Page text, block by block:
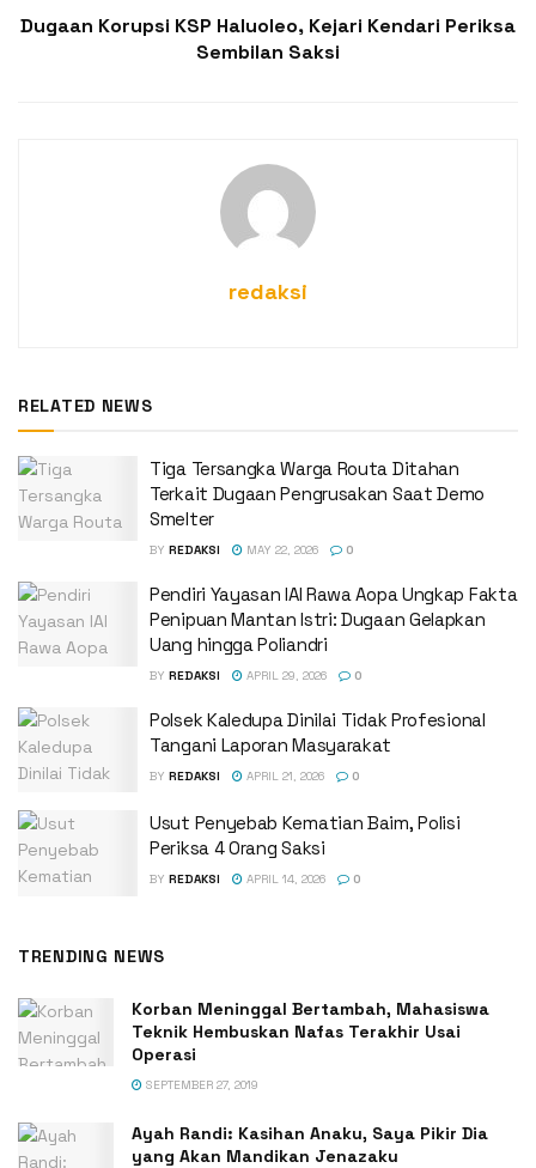
Dugaan Korupsi KSP Haluoleo, Kejari Kendari Periksa
Sembilan Saksi
redaksi
RELATED NEWS
Tiga Tersangka Warga Routa Ditahan
Terkait Dugaan Pengrusakan Saat Demo
Smelter
BY REDAKSI MAY 22, 2026 0
Pendiri Yayasan IAI Rawa Aopa Ungkap Fakta
Penipuan Mantan Istri: Dugaan Gelapkan
Uang hingga Poliandri
BY REDAKSI APRIL 29, 2026 0
Polsek Kaledupa Dinilai Tidak Profesional
Tangani Laporan Masyarakat
BY REDAKSI APRIL 21, 2026 0
Usut Penyebab Kematian Baim, Polisi
Periksa 4 Orang Saksi
BY REDAKSI APRIL 14, 2026 0
TRENDING NEWS
Korban Meninggal Bertambah, Mahasiswa
Teknik Hembuskan Nafas Terakhir Usai
Operasi
SEPTEMBER 27, 2019
Ayah Randi: Kasihan Anaku, Saya Pikir Dia
yang Akan Mandikan Jenazaku